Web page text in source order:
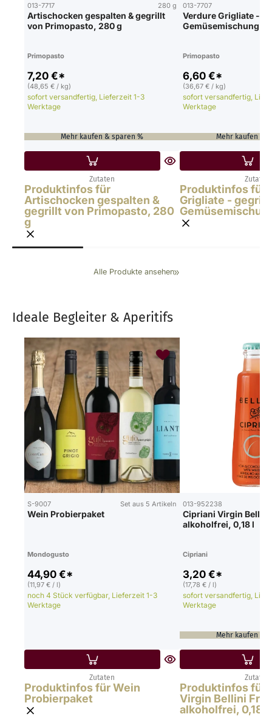
013-7717 280 g
Artischocken gespalten & gegrillt
von Primopasto, 280 g
Primopasto
7,20 €*
(48,65 € / kg)
sofort versandfertig, Lieferzeit 1-3
Werktage
Mehr kaufen & sparen %
Zutaten
Produktinfos für
Artischocken gespalten &
gegrillt von Primopasto, 280
g
013-7707
Verdure Grigliate -
Gemüsemischung in
Primopasto
6,60 €*
(36,67 € / kg)
sofort versandfertig,
Werktage
Mehr kaufen &
Zutaten
Produktinfos für
Grigliate -
Alle Produkte ansehen
Ideale Begleiter & Aperitifs
S-9007 Set aus 5 Artikeln
Wein Probierpaket
Mondogusto
44,90 €*
(11,97 € / l)
noch 4 Stück verfügbar, Lieferzeit 1-3
Werktage
Zutaten
Produktinfos für Wein
Probierpaket
013-952238
Cipriani Virgin
alkoholfrei, 0,18 l
Cipriani
3,20 €*
(17,78 € / l)
sofort versandfertig,
Werktage
Mehr kaufen &
Zutaten
Produktinfos für
Virgin Bellini
alkoholfrei, 0,18 l